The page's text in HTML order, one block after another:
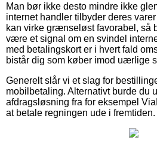
Man bør ikke desto mindre ikke
internet handler tilbyder deres
kan virke grænseløst favorabel, så
være et signal om en svindel
med betalingskort er i hvert fald
bistår dig som køber imod uærlige
Generelt slår vi et slag for
mobilbetaling. Alternativt burde du
afdragsløsning fra for eksempel
at betale regningen ude i fremtiden.